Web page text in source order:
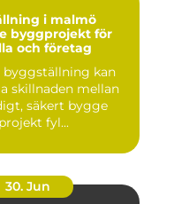
i malmö
byggprojekt för
och företag
byggställning kan
skillnaden mellan
säkert bygge
fyl...
30. Jun